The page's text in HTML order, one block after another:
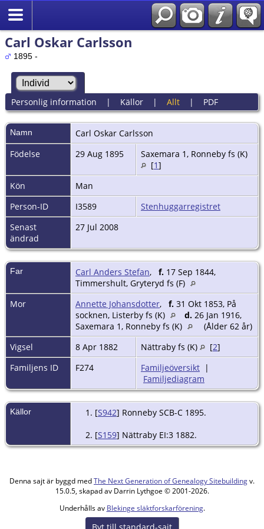
Carl Oskar Carlsson
1895 -
Personlig information | Källor| Allt| PDF
Namn Carl Oskar Carlsson
Födelse
29 Aug 1895
Saxemara 1, Ronneby fs (K)
[1]
Kön
Man
Person-ID
I3589
Stenhuggarregistret
Senast
ändrad
27 Jul 2008
Far Carl Anders Stefan, f. 17 Sep 1844,
Timmershult, Gryteryd fs (F)
Mor
Annette Johansdotter, f. 31 Okt 1853, På
socknen, Listerby fs (K)
d. 26 Jan 1916,
Saxemara 1, Ronneby fs (K)
(Ålder 62 år)
Vigsel
8 Apr 1882 Nättraby fs (K) [2]
Familjens ID
F274 Familjeöversikt |
Familjediagram
Källor [S942] Ronneby SCB-C 1895.
[S159] Nättraby EI:3 1882.
Denna sajt är byggd medThe Next Generation of Genealogy Sitebuildingv.
15.0.5, skapad av Darrin Lythgoe © 2001-2026.
Underhålls av Blekinge släktforskarförening.